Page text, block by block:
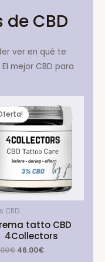
CBD
ver en qué te
mejor CBD para
CBD
tatto CBD
4Collectors
€ Original
46.00€Current